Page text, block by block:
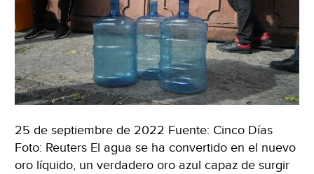
sequía
(El
Ágora
Diario)
25 de septiembre de 2022 Fuente: Cinco Días
Foto: Reuters El agua se ha convertido en el nuevo
oro líquido, un verdadero oro azul capaz de surgir